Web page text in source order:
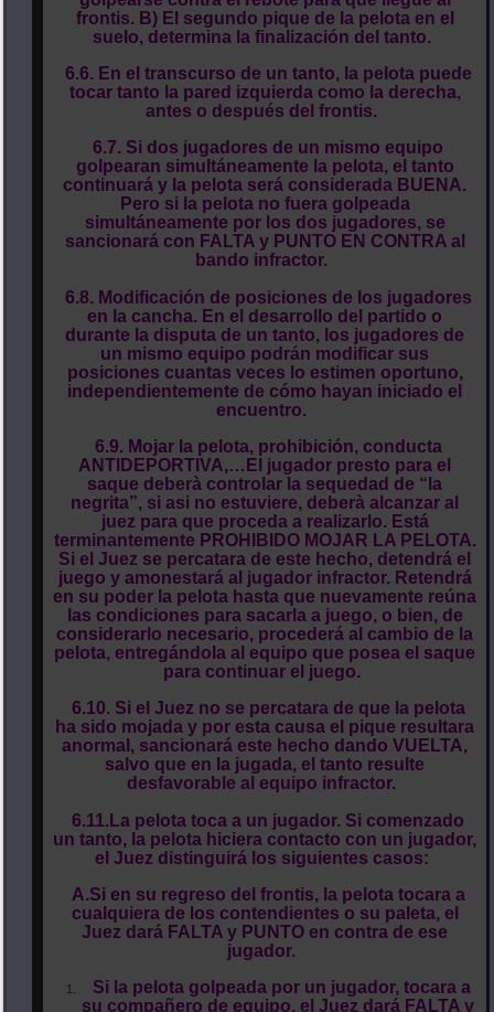
frontis. B) El segundo pique de la pelota en el
suelo, determina la finalización del tanto.
6.6. En el transcurso de un tanto, la pelota puede
tocar tanto la pared izquierda como la derecha,
antes o después del frontis.
6.7. Si dos jugadores de un mismo equipo
golpearan simultáneamente la pelota, el tanto
continuará y la pelota será considerada BUENA.
Pero si la pelota no fuera golpeada
simultáneamente por los dos jugadores, se
sancionará con FALTA y PUNTO EN CONTRA al
bando infractor.
6.8. Modificación de posiciones de los jugadores
en la cancha. En el desarrollo del partido o
durante la disputa de un tanto, los jugadores de
un mismo equipo podrán modificar sus
posiciones cuantas veces lo estimen oportuno,
independientemente de cómo hayan iniciado el
encuentro.
6.9. Mojar la pelota, prohibición, conducta
ANTIDEPORTIVA,…El jugador presto para el
saque deberà controlar la sequedad de “la
negrita”, si asi no estuviere, deberà alcanzar al
juez para que proceda a realizarlo. Está
terminantemente PROHIBIDO MOJAR LA PELOTA.
Si el Juez se percatara de este hecho, detendrá el
juego y amonestará al jugador infractor. Retendrá
en su poder la pelota hasta que nuevamente reúna
las condiciones para sacarla a juego, o bien, de
considerarlo necesario, procederá al cambio de la
pelota, entregándola al equipo que posea el saque
para continuar el juego.
6.10. Si el Juez no se percatara de que la pelota
ha sido mojada y por esta causa el pique resultara
anormal, sancionará este hecho dando VUELTA,
salvo que en la jugada, el tanto resulte
desfavorable al equipo infractor.
6.11.La pelota toca a un jugador. Si comenzado
un tanto, la pelota hiciera contacto con un jugador,
el Juez distinguirá los siguientes casos:
A.Si en su regreso del frontis, la pelota tocara a
cualquiera de los contendientes o su paleta, el
Juez dará FALTA y PUNTO en contra de ese
jugador.
Si la pelota golpeada por un jugador, tocara a
su compañero de equipo, el Juez dará FALTA y